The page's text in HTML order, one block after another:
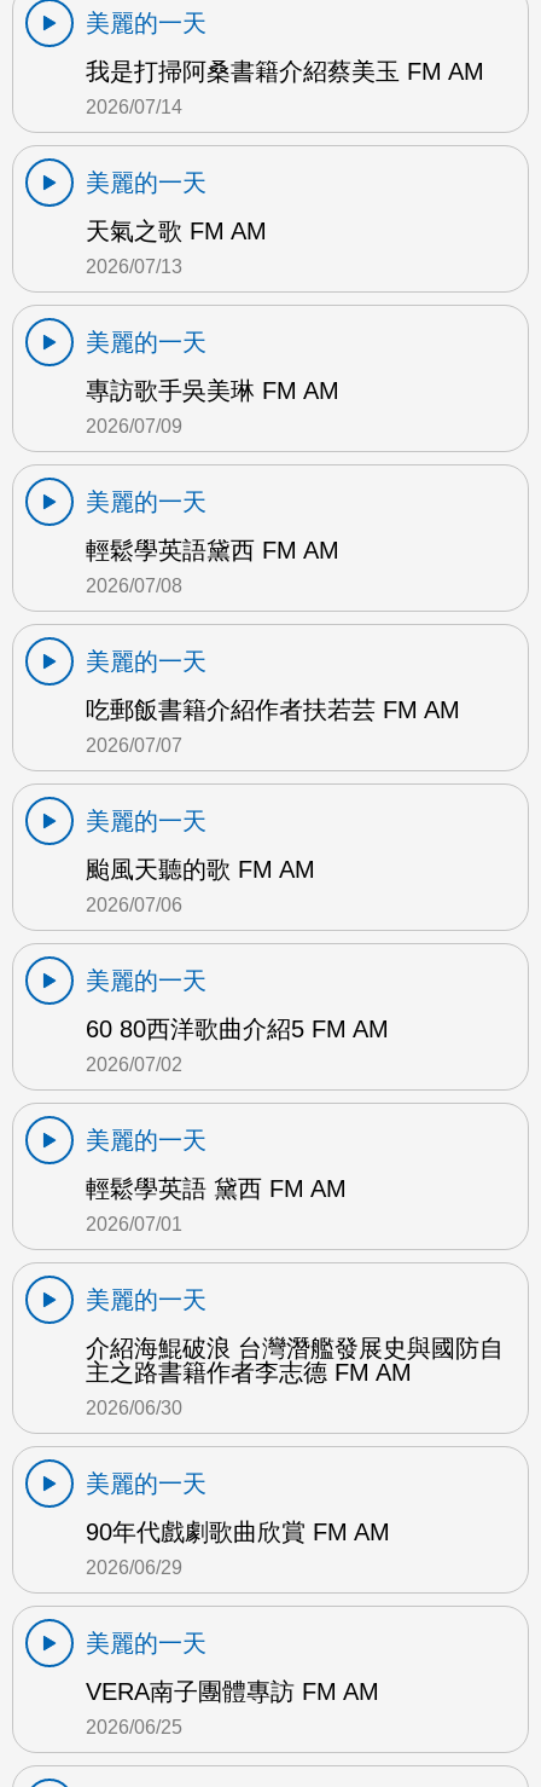
美麗的一天
我是打掃阿桑書籍介紹蔡美玉 FM AM
2026/07/14
美麗的一天
天氣之歌 FM AM
2026/07/13
美麗的一天
專訪歌手吳美琳 FM AM
2026/07/09
美麗的一天
輕鬆學英語黛西 FM AM
2026/07/08
美麗的一天
吃郵飯書籍介紹作者扶若芸 FM AM
2026/07/07
美麗的一天
颱風天聽的歌 FM AM
2026/07/06
美麗的一天
60 80西洋歌曲介紹5 FM AM
2026/07/02
美麗的一天
輕鬆學英語 黛西 FM AM
2026/07/01
美麗的一天
介紹海鯤破浪 台灣潛艦發展史與國防自
主之路書籍作者李志德 FM AM
2026/06/30
美麗的一天
90年代戲劇歌曲欣賞 FM AM
2026/06/29
美麗的一天
VERA南子團體專訪 FM AM
2026/06/25